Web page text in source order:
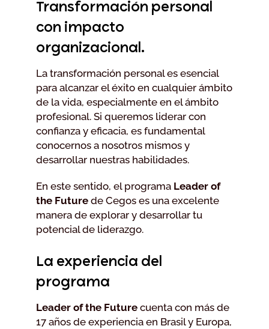
Transformación personal
con impacto
organizacional.
La transformación personal es esencial
para alcanzar el éxito en cualquier ámbito
de la vida, especialmente en el ámbito
profesional. Si queremos liderar con
confianza y eficacia, es fundamental
conocernos a nosotros mismos y
desarrollar nuestras habilidades.
En este sentido, el programa Leader of
the Future de Cegos es una excelente
manera de explorar y desarrollar tu
potencial de liderazgo.
La experiencia del
programa
Leader of the Future cuenta con más de
17 años de experiencia en Brasil y Europa,